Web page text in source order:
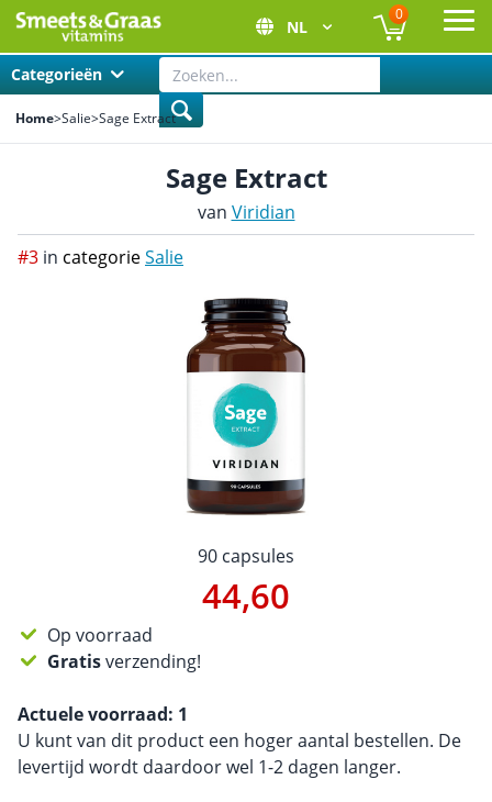
NL
0
Categorieën
Home>Salie>Sage Extract
Sage Extract
van Viridian
#3 in categorieSalie
90 capsules
44,60
Op voorraad
Gratisverzending!
Actuele voorraad: 1
U kunt van dit product een hoger aantal bestellen. De
levertijd wordt daardoor wel 1-2 dagen langer.